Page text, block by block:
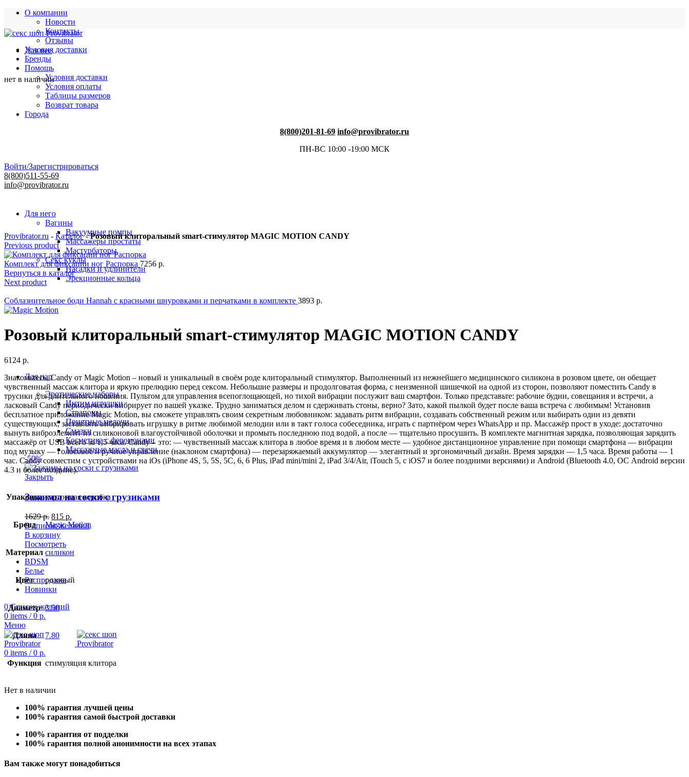
О компании
Новости
Контакты
Отзывы
Условия доставки
Бренды
Помощь
Условия доставки
Условия оплаты
Таблицы размеров
Возврат товара
Города
8(800)201-81-69 info@provibrator.ru
ПН-ВС 10:00 -19:00 МСК
Войти/Зарегистрироваться
8(800)511-55-69
info@provibrator.ru
Для нее
Для него
Вагины
Вакуумные помпы
Массажеры простаты
Мастурбаторы
Секс куклы
Насадки и удлинители
Эрекционные кольца
Для пар
Эротические наборы
Интим игрушки
Страпоны
Приятные мелочи
Смазки
Косметика с феромонами
Массажные масла и свечи
-50%
Закрыть
Зажимы на соски с грузиками
1629р. 815 р.
В список желаний
В корзину
Посмотреть
BDSM
Белье
Распродажа
Новинки
0Список желаний
0 items / 0 р.
Меню
0 items / 0 р.
нет в наличии
Provibrator.ru - Каталог-Розовый клиторальный smart-стимулятор MAGIC MOTION CANDY
Previous product
Комплект для фиксации ног Распорка 7256 р.
Вернуться в каталог
Next product
Соблазнительное боди Hannah с красными шнуровками и перчатками в комплекте 3893 р.
Розовый клиторальный smart-стимулятор MAGIC MOTION CANDY
6124 р.
Знакомьтесь, Candy от Magic Motion – новый и уникальный в своём роде клиторальный стимулятор. Выполненный из нежнейшего медицинского силикона в розовом цвете, он обещает
чувственный массаж клитора и яркую прелюдию перед сексом. Небольшие размеры и продолговатая форма, с неизменной шишечкой на одной из сторон, позволяют поместить Candy в
трусики для длительного ношения. Пультом для управления всепоглощающей, но тихой вибрации послужит ваш смартфон. Только представьте: рабочие будни, совещания и встречи, а
ласковый Candy периодически вибрирует по вашей указке. Трудно заниматься делом и сдерживать стоны, верно? Зато, какой пылкой будет после ваша встреча с любимым! Установив
бесплатное приложение Magic Motion, вы сможете управлять своим секретным любовником: задавать ритм вибрации, создавать собственный режим или выбирать один из девяти
существующих, заставлять вибрировать игрушку в ритме любимой мелодии или в такт голоса собеседника, играть с партнёром через WhatsApp и пр. Массажёр прост в уходе: достаточно
вынуть виброэлемент из силиконовой влагоустойчивой оболочки и промыть последнюю под водой, а после — тщательно просушить. В комплекте магнитная зарядка, позволяющая зарядить
массажёр от USB всего за 1,5 часа. Candy – это: — чувственный массаж клитора в любое время и в любом месте — удобное дистанционное управление при помощи смартфона — вибрации
под музыку — голосовое и ручное управление (наклоном смартфона) — перезаряжаемый аккумулятор — элегантный и эргономичный дизайн. Время зарядки — 1,5 часа. Время работы — 1
час. Candy совместим с устройствами на iOs (iPhone 4S, 5, 5S, 5C, 6, 6 Plus, iPad mini/mini 2, iPad 3/4/Air, iTouch 5, с iOS7 и более поздними версиями) и Android (Bluetooth 4.0, ОС Android версии
4.3 и более поздние).
Упаковка картонная коробка
Бренд Magic Motion
Материал силикон
Цвет розовый
Диаметр 3.50
Длина 7.80
Функция стимуляция клитора
Нет в наличии
100% гарантия лучшей цены
100% гарантия самой быстрой доставки
100% гарантия от подделки
100% гарантия полной анонимности на всех этапах
Вам также могут понадобиться